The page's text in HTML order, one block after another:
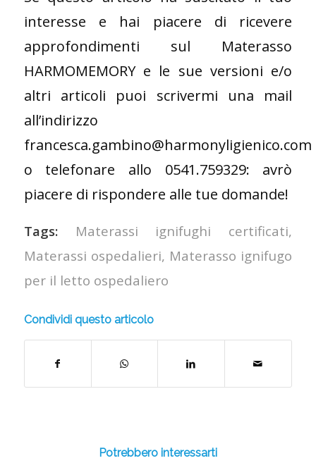
interesse e hai piacere di ricevere
approfondimenti sul Materasso
HARMOMEMORY e le sue versioni e/o
altri articoli puoi scrivermi una mail
all’indirizzo
francesca.gambino@harmonyligienico.com
o telefonare allo 0541.759329: avrò
piacere di rispondere alle tue domande!
Tags: Materassi ignifughi certificati,
Materassi ospedalieri, Materasso ignifugo
per il letto ospedaliero
Condividi questo articolo
Potrebbero interessarti